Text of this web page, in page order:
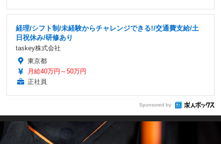
経理/シフト制/未経験からチャレンジできる!/交通費支給/土
日祝休み/研修あり
taskey株式会社
東京都
月給40万円～50万円
正社員
Sponsored by